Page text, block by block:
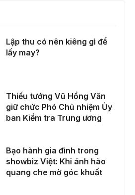
Lập thu có nên kiêng gì để
lấy may?
Thiếu tướng Vũ Hồng Văn
giữ chức Phó Chủ nhiệm Ủy
ban Kiểm tra Trung ương
Bạo hành gia đình trong
showbiz Việt: Khi ánh hào
quang che mờ góc khuất